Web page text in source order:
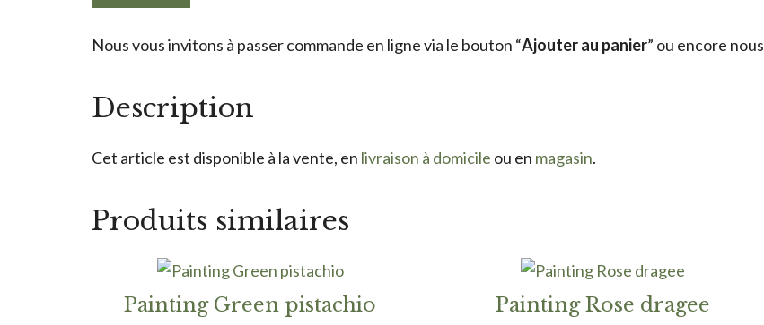
Nous vous invitons à passer commande en ligne via le bouton “Ajouter au panier” ou encore nous
Description
Cet article est disponible à la vente, en livraison à domicile ou en magasin.
Produits similaires
Painting Green pistachio Painting Rose dragee